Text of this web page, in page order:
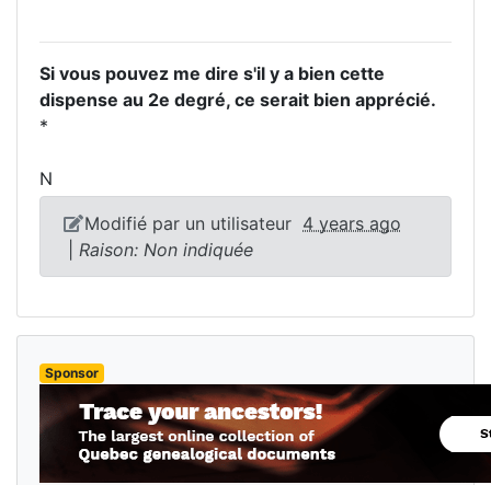
Si vous pouvez me dire s'il y a bien cette
dispense au 2e degré, ce serait bien apprécié.
*
N
Modifié par un utilisateur 4 years ago
Raison: Non indiquée
Sponsor